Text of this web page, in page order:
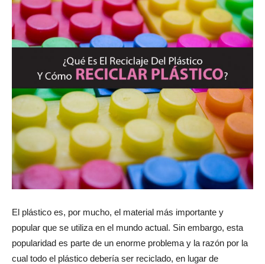
El plástico es, por mucho, el material más importante y
popular que se utiliza en el mundo actual. Sin embargo, esta
popularidad es parte de un enorme problema y la razón por la
cual todo el plástico debería ser reciclado, en lugar de